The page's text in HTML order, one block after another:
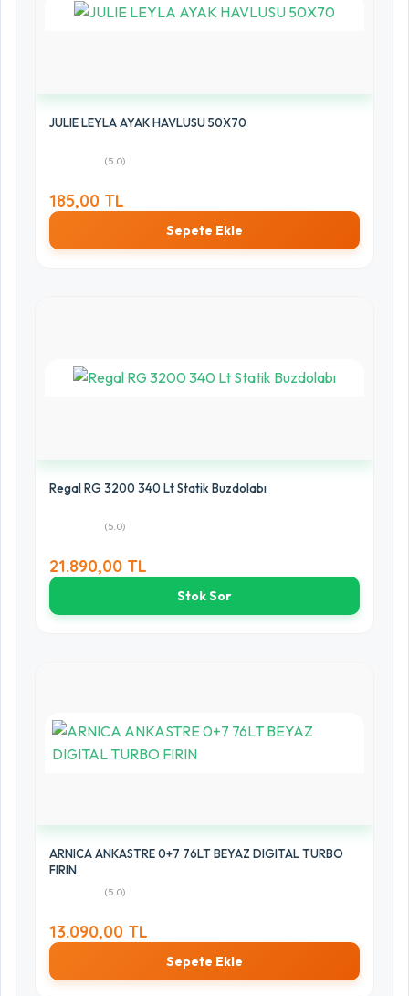
JULIE LEYLA AYAK HAVLUSU 50X70
(5.0)
185,00 TL
Sepete Ekle
Regal RG 3200 340 Lt Statik Buzdolabı
(5.0)
21.890,00 TL
Stok Sor
ARNICA ANKASTRE 0+7 76LT BEYAZ DIGITAL TURBO
FIRIN
(5.0)
13.090,00 TL
Sepete Ekle